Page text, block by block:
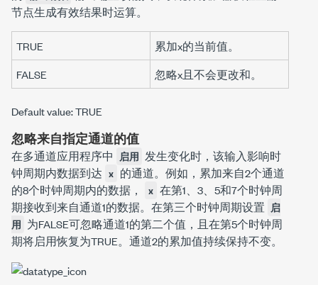
节点生成有效结果时运算。
TRUE 累加x的当前值。
FALSE
忽略x且不会更改和。
Default value: TRUE
忽略来自指定通道的值
在多通道应用程序中 启用 发生变化时，该输入影响时
钟周期内数据到达 x 的通道。例如，累加来自2个通道
的8个时钟周期内的数据，
x 在第1、3、5和7个时钟周
期接收到来自通道1的数据。在第三个时钟周期设置 启
用 为FALSE可忽略通道1的第二个值，且在第5个时钟周
期将启用恢复为TRUE。通道2的累加值持续保持不变。